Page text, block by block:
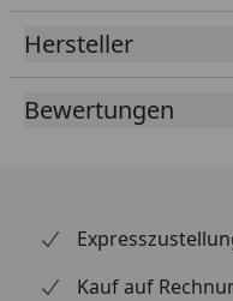
Griff zu bewährter
auf geprüfte
überzeugen. Die
Hersteller
Bewertungen
Kauf auf